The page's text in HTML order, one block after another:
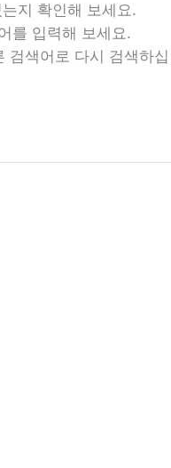
지 확인해 보세요.
를 입력해 보세요.
검색어로 다시 검색하십